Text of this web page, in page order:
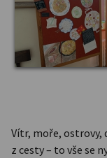
Vítr, moře, ostrovy,
z cesty – to vše se